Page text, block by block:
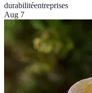
durabilitéentreprises
Aug 7